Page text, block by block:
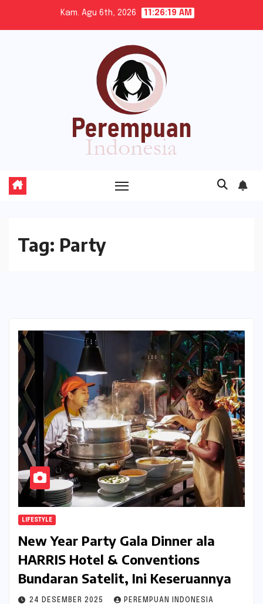
Kam. Agu 6th, 2026 11:26:20 AM
Tag: Party
LIFESTYLE
New Year Party Gala Dinner ala
HARRIS Hotel & Conventions
Bundaran Satelit, Ini Keseruannya
24 DESEMBER 2025 PEREMPUAN INDONESIA